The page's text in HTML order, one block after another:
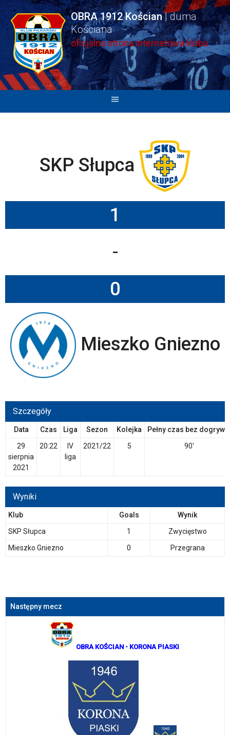
Skip
to
content
OBRA 1912 Kościan
oficjalna strona internetowa klubu
SKP Słupca
1
-
0
Mieszko Gniezno
Szczegóły
Data Czas Liga Sezon Kolejka
Pełny czas bez dogrywki
29
sierpnia
2021
20:22
IV
liga
2021/22 5 90'
Wyniki
Klub Goals
Wynik
SKP Słupca
1
Zwycięstwo
Mieszko Gniezno
0 Przegrana
Następny mecz
OBRA KOŚCIAN - KORONA PIASKI